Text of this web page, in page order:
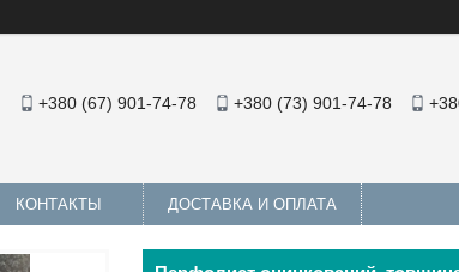
+380 (67) 901-74-78 +380 (73) 901-74-78
КОНТАКТЫ ДОСТАВКА И ОПЛАТА